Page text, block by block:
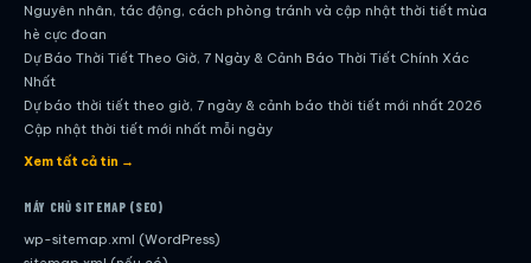
Nguyên nhân, tác động, cách phòng tránh và cập nhật thời tiết mùa
hè cực đoan
Dự Báo Thời Tiết Theo Giờ, 7 Ngày & Cảnh Báo Thời Tiết Chính Xác
Nhất
Dự báo thời tiết theo giờ, 7 ngày & cảnh báo thời tiết mới nhất 2026
Cập nhật thời tiết mới nhất mỗi ngày
Hướng dẫn đầy đủ về dự báo thời tiết hiện đại
Dự Báo Thời Tiết Theo Giờ, 7 Ngày & Cảnh Báo Thời Tiết Chính Xác
Công Cụ Không Thể Thiếu Trong Cuộc Sống Hiện Đại
Xem tất cả tin →
MÁY CHỦ SITEMAP (SEO)
wp-sitemap.xml (WordPress)